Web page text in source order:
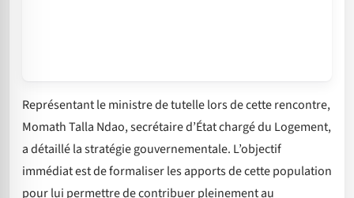
Représentant le ministre de tutelle lors de cette rencontre,
Momath Talla Ndao, secrétaire d’État chargé du Logement,
a détaillé la stratégie gouvernementale. L’objectif
immédiat est de formaliser les apports de cette population
pour lui permettre de contribuer pleinement au